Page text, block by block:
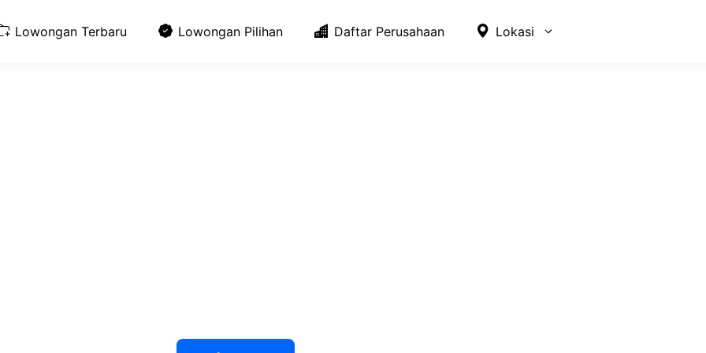
Lowongan Terbaru Lowongan Pilihan Daftar Perusahaan Lokasi